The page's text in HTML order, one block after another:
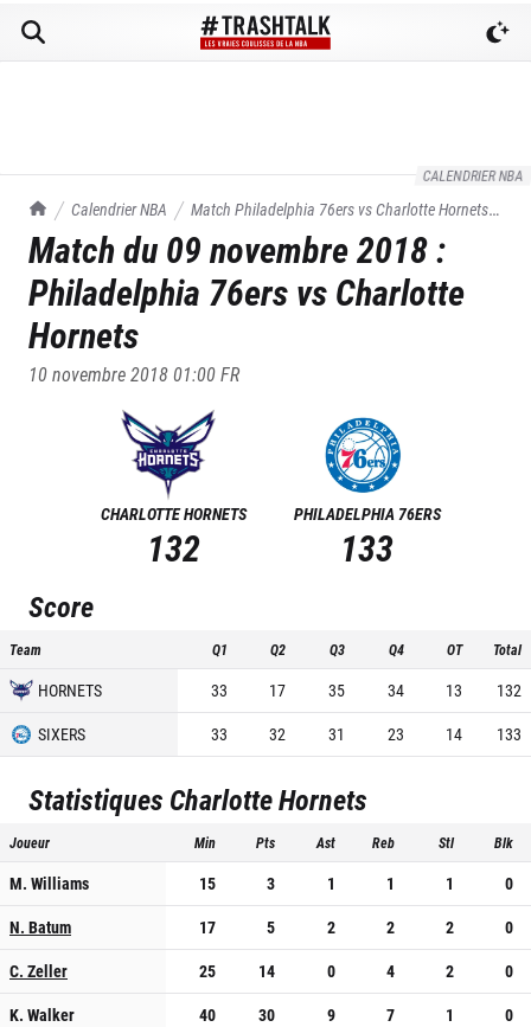
CALENDRIER NBA
TrashTalk Actu NBA
Calendrier NBA Match Philadelphia 76ers vsCharlotte Hornets
du 09/11/2018
Match du 09 novembre 2018:
Philadelphia 76ers vs Charlotte
Hornets
10 novembre 2018 01:00FR
CHARLOTTE HORNETS
132
PHILADELPHIA 76ERS
133
Score
Team Q1 Q2 Q3 Q4 OT Total
HORNETS 33 17 35 34 13
132
SIXERS
33 32 31 23 14 133
Statistiques Charlotte Hornets
Joueur Min Pts Ast Reb Stl Blk
M. Williams 15 3 1 1 1
0
N. Batum
17 5 2 2 2
0
C. Zeller
25 14 0 4 2
0
K. Walker
40 30 9 7 1
0